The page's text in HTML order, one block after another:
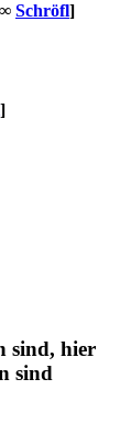
Schröfl]
]
sind, hier
sind